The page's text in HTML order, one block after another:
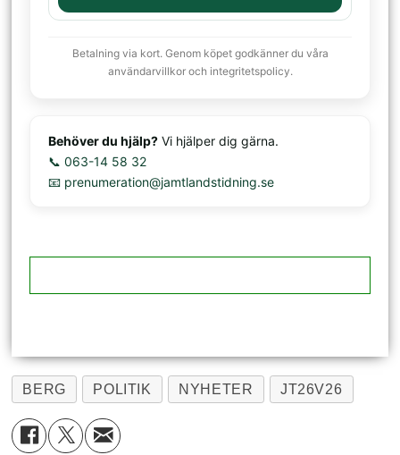
Betalning via kort. Genom köpet godkänner du våra
användarvillkor och integritetspolicy.
Behöver du hjälp? Vi hjälper dig gärna.
📞 063-14 58 32
📧 prenumeration@jamtlandstidning.se
BERG POLITIK NYHETER JT26V26